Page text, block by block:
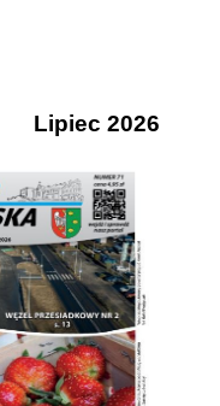
Lipiec 2026